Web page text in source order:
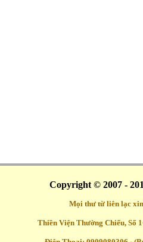
Copyright © 2007 -
Mọi thư từ liên lạc
Thiền Viện Thường Chiếu, Số